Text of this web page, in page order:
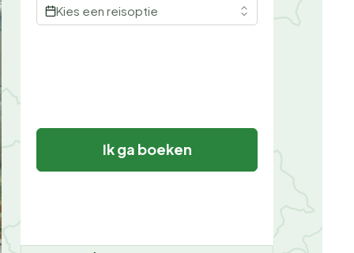
Kies een reisoptie
Ik ga boeken